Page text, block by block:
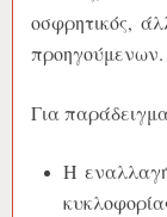
οσφρητικός,
προηγούμενων.
Για
Η